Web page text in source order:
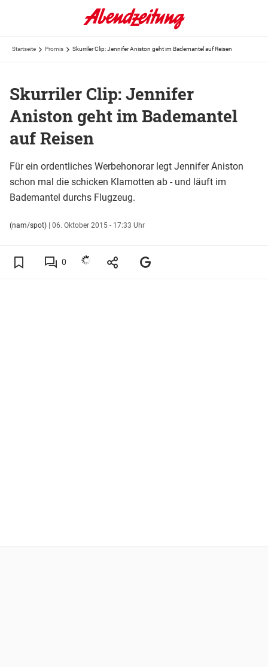
Startseite Promis Skurriler Clip: Jennifer Aniston geht im Bademantel auf Reisen
Skurriler Clip: Jennifer
Aniston geht im Bademantel
auf Reisen
Für ein ordentliches Werbehonorar legt Jennifer Aniston
schon mal die schicken Klamotten ab - und läuft im
Bademantel durchs Flugzeug.
(nam/spot) | 06. Oktober 2015 - 17:33 Uhr
0